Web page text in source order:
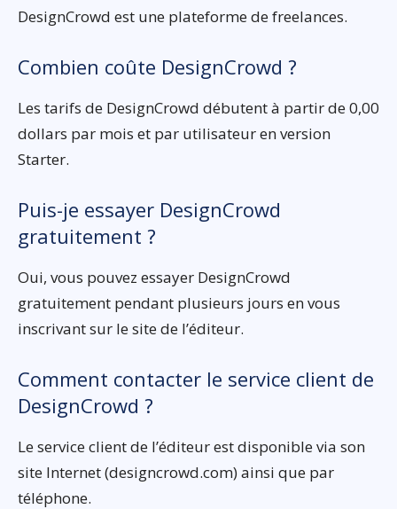
DesignCrowd est une plateforme de freelances.
Combien coûte DesignCrowd ?
Les tarifs de DesignCrowd débutent à partir de 0,00
dollars par mois et par utilisateur en version
Starter.
Puis-je essayer DesignCrowd
gratuitement ?
Oui, vous pouvez essayer DesignCrowd
gratuitement pendant plusieurs jours en vous
inscrivant sur le site de l’éditeur.
Comment contacter le service client de
DesignCrowd ?
Le service client de l’éditeur est disponible via son
site Internet (designcrowd.com) ainsi que par
téléphone.